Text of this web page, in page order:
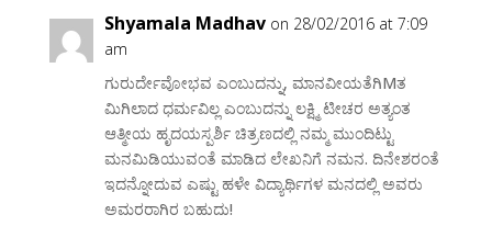
Shyamala Madhav on 28/02/2016 at 7:09
am
ಗುರುರ್ದೇವೋಭವ ಎಂಬುದನ್ನು, ಮಾನವೀಯತೆಗಿMತ
ಮಿಗಿಲಾದ ಧರ್ಮವಿಲ್ಲ ಎಂಬುದನ್ನು ಲಕ್ಷ್ಮಿ ಟೀಚರ ಅತ್ಯಂತ
ಆತ್ಮೀಯ ಹೃದಯಸ್ಪರ್ಶಿ ಚಿತ್ರಣದಲ್ಲಿ ನಮ್ಮ ಮುಂದಿಟ್ಟು
ಮನಮಿಡಿಯುವಂತೆ ಮಾಡಿದ ಲೇಖನಿಗೆ ನಮನ. ದಿನೇಶರಂತೆ
ಇದನ್ನೋದುವ ಎಷ್ಟು ಹಳೇ ವಿದ್ಯಾರ್ಥಿಗಳ ಮನದಲ್ಲಿ ಅವರು
ಅಮರರಾಗಿರ ಬಹುದು!